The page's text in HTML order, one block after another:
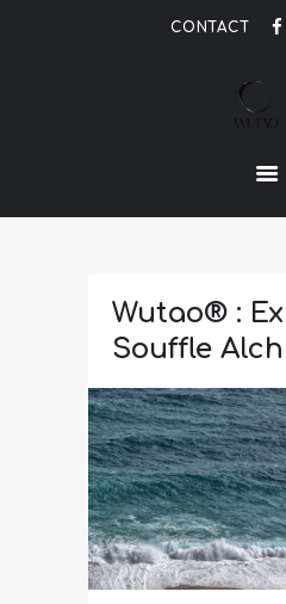
CONTACT
ACTUALITÉ
Wutao® :
Souffle